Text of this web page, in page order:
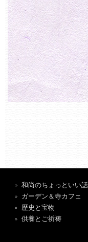
和尚のちょっといい話
ガーデン＆寺カフェ
歴史と宝物
供養とご祈祷